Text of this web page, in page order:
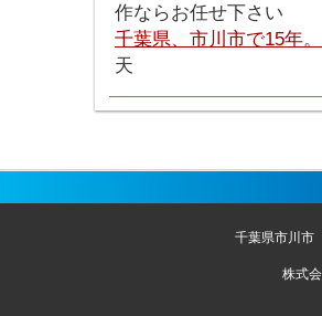
作ならお任せ下さい
千葉県、市川市で15年
天
千葉県市川市
株式